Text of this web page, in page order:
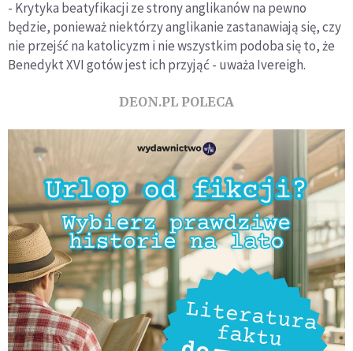
- Krytyka beatyfikacji ze strony anglikanów na pewno
będzie, ponieważ niektórzy anglikanie zastanawiają się, czy
nie przejść na katolicyzm i nie wszystkim podoba się to, że
Benedykt XVI gotów jest ich przyjąć - uważa Ivereigh.
DEON.PL POLECA